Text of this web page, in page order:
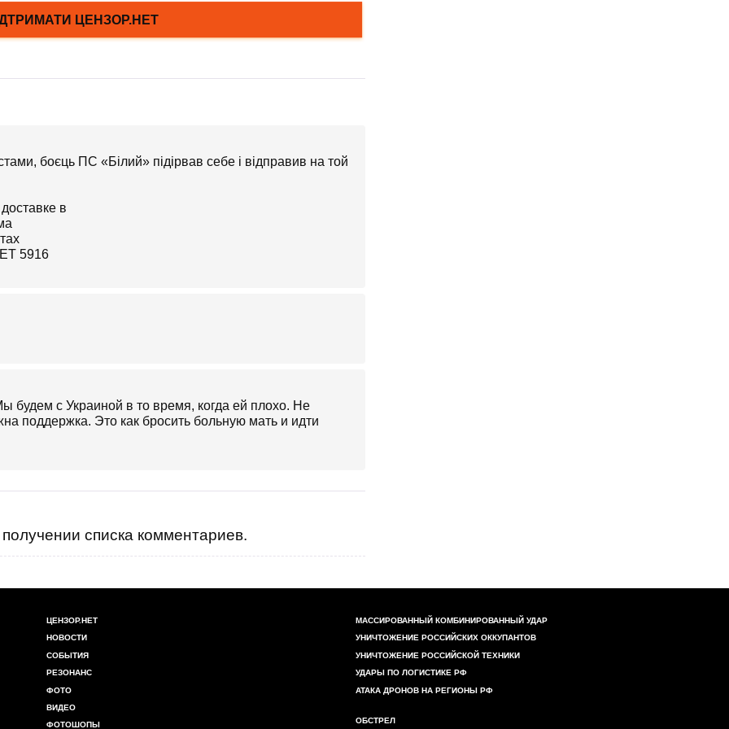
боєць ПС «Білий» підірвав себе і відправив на той
будем с Украиной в то время, когда ей плохо. Не
поддержка. Это как бросить больную мать и идти
списка комментариев.
ЦЕНЗОР.НЕТ
НОВОСТИ
СОБЫТИЯ
РЕЗОНАНС
ФОТО
ВИДЕО
ФОТОШОПЫ
МАССИРОВАННЫЙ КОМБИНИРОВАННЫЙ УДАР
УНИЧТОЖЕНИЕ РОССИЙСКИХ ОККУПАНТОВ
УНИЧТОЖЕНИЕ РОССИЙСКОЙ ТЕХНИКИ
УДАРЫ ПО ЛОГИСТИКЕ РФ
АТАКА ДРОНОВ НА РЕГИОНЫ РФ
ОБСТРЕЛ